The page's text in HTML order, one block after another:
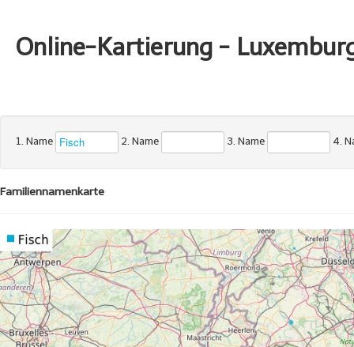
Online-Kartierung -
1. Name 2. Name 3. Name 4.
Familiennamenkarte